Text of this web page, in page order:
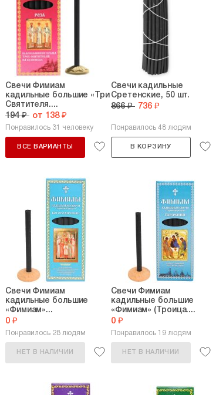
Свечи Фимиам
кадильные большие «Три
Святителя....
194 ₽ от 138 ₽
Понравилось 31 человеку
ВСЕ ВАРИАНТЫ
Свечи кадильные
Сретенские, 50 шт.
866 ₽ 736 ₽
Понравилось 48 людям
В КОРЗИНУ
Свечи Фимиам
кадильные большие
«Фимиам»...
0 ₽
Понравилось 28 людям
НЕТ В НАЛИЧИИ
Свечи Фимиам
кадильные большие
«Фимиам» (Троица....
0 ₽
Понравилось 19 людям
НЕТ В НАЛИЧИИ